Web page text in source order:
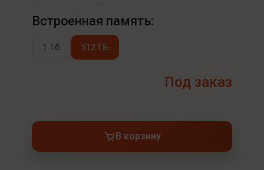
Встроенная память:
1 Тб 512 ГБ
Под заказ
В корзину